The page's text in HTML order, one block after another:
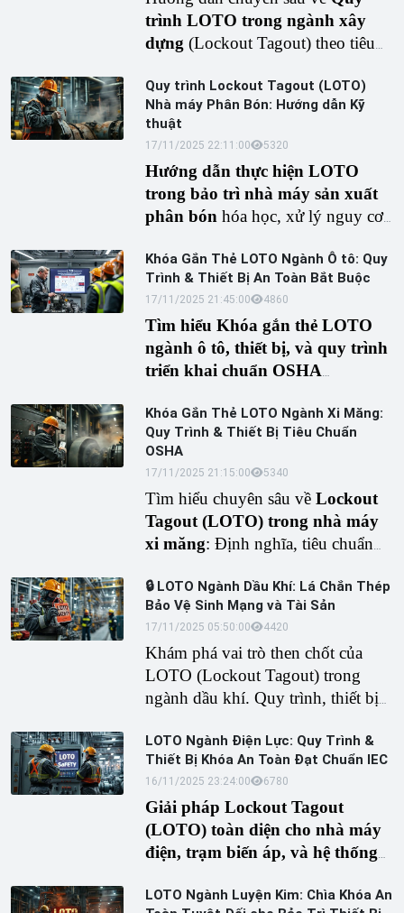
LOTO.
trình LOTO trong ngành xây
dựng (Lockout Tagout) theo tiêu
trọng, các loại thiết bị cô lập năng
lượng và giải phápkhóa và gắn
thẻ trong xây dựng
công nhân.
Quy trình Lockout Tagout (LOTO)
Nhà máy Phân Bón: Hướng dẫn Kỹ
thuật
17/11/2025 22:11:00 5320
Hướng dẫn thực hiện LOTO
trong bảo trì nhà máy sản xuất
phân bón hóa học, xử lý nguy cơ
nitrat). Khám phá quy trình 6 bước
OSHA và thiết bị khóa an toàn
chuyên dụng.
Khóa Gắn Thẻ LOTO Ngành Ô tô: Quy
Trình & Thiết Bị An Toàn Bắt Buộc
17/11/2025 21:45:00 4860
Tìm hiểu Khóa gắn thẻ LOTO
ngành ô tô, thiết bị, và quy trình
triển khai chuẩn OSHA
robot, băng tải sản xuất ô tô và
dây chuyền lắp ráp xe hơi.
Khóa Gắn Thẻ LOTO Ngành Xi Măng:
Quy Trình & Thiết Bị Tiêu Chuẩn
OSHA
17/11/2025 21:15:00 5340
Tìm hiểu chuyên sâu vềLockout
Tagout (LOTO) trong nhà máy
xi măng: Định nghĩa, tiêu chuẩn
sách thiết bị LOTO thiết yếu. Giải
pháp bảo trì lò nung, máy nghiền
an toàn.
🔒 LOTO Ngành Dầu Khí: Lá Chắn Thép
Bảo Vệ Sinh Mạng và Tài Sản
17/11/2025 05:50:00 4420
Khám phá vai trò then chốt của
LOTO (Lockout Tagout) trong
ngành dầu khí. Quy trình, thiết bị
mòn và tuân thủ OSHA. Đảm bảo
an toàn cho công nhân trong bảo
trì thiết bị dầu khí.
LOTO Ngành Điện Lực: Quy Trình &
Thiết Bị Khóa An Toàn Đạt Chuẩn IEC
16/11/2025 23:24:00 6780
Giải pháp Lockout Tagout
(LOTO) toàn diện cho nhà máy
điện, trạm biến áp, và hệ thống
bước OSHA, thiết bị khóa an toàn
LOTO Ngành Luyện Kim: Chìa Khóa An